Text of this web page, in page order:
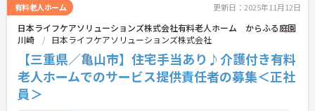
有料老人ホーム 更新日：2025年11月12日
日本ライフケアソリューションズ株式会社有料老人ホーム からふる庭園
川崎
日本ライフケアソリューションズ株式会社
【三重県／亀山市】住宅手当あり♪介護付き有料
老人ホームでのサービス提供責任者の募集＜正社
員＞